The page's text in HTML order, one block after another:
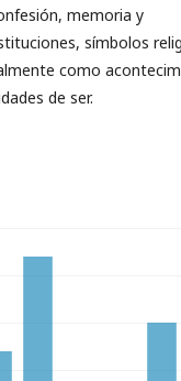
memoria y
símbolos
como
de ser.